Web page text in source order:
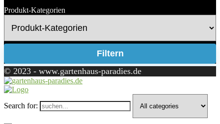
Produkt-Kategorien
Filtern
© 2023 - www.gartenhaus-paradies.de
Search for: